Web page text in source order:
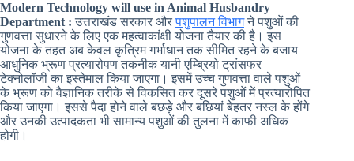
Modern Technology will use in Animal Husbandry
Department : उत्तराखंड सरकार औरपशुपालन विभागने पशुओं की
गुणवत्ता सुधारने के लिए एक महत्वाकांक्षी योजना तैयार की है। इस
योजना के तहत अब केवल कृत्रिम गर्भाधान तक सीमित रहने के बजाय
आधुनिक भ्रूण प्रत्यारोपण तकनीक यानी एम्ब्रियो ट्रांसफर
टेक्नोलॉजी का इस्तेमाल किया जाएगा। इसमें उच्च गुणवत्ता वाले पशुओं
के भ्रूण को वैज्ञानिक तरीके से विकसित कर दूसरे पशुओं में प्रत्यारोपित
किया जाएगा। इससे पैदा होने वाले बछड़े और बछियां बेहतर नस्ल के होंगे
और उनकी उत्पादकता भी सामान्य पशुओं की तुलना में काफी अधिक
होगी।